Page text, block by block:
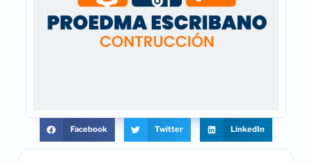
Facebook Twitter LinkedIn